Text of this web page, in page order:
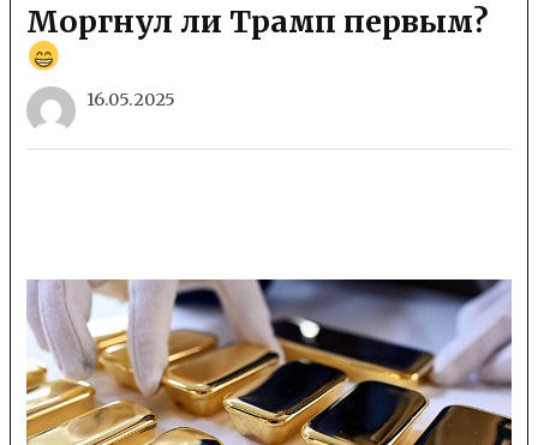
Моргнул ли Трамп первым?
16.05.2025